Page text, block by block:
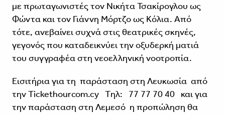
με πρωταγωνιστές τον Νικήτα Τσακίρογλου ως
Φώντα και τον Γιάννη Μόρτζο ως Κόλια. Από
τότε, ανεβαίνει συχνά στις θεατρικές σκηνές,
γεγονός που καταδεικνύει την οξυδερκή ματιά
του συγγραφέα στη νεοελληνική νοοτροπία.
Εισιτήρια για τη παράσταση στη Λευκωσία από
την Tickethourcom.cy Tηλ: 77 77 70 40 και για
την παράσταση στη Λεμεσό η προπώληση θα